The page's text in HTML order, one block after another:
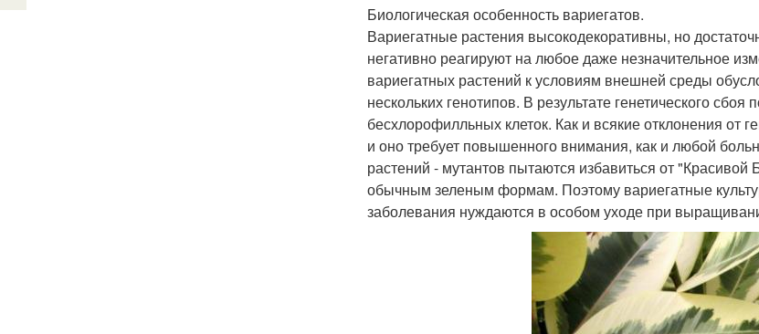
Биологическая особенность вариегатов.
Вариегатные растения высокодекоративны, но
негативно реагируют на любое даже незначительное
вариегатных растений к условиям внешней среды
нескольких генотипов. В результате генетического
бесхлорофилльных клеток. Как и всякие отклонения от
и оно требует повышенного внимания, как и любой
растений - мутантов пытаются избавиться от
обычным зеленым формам. Поэтому вариегатные
заболевания нуждаются в особом уходе при